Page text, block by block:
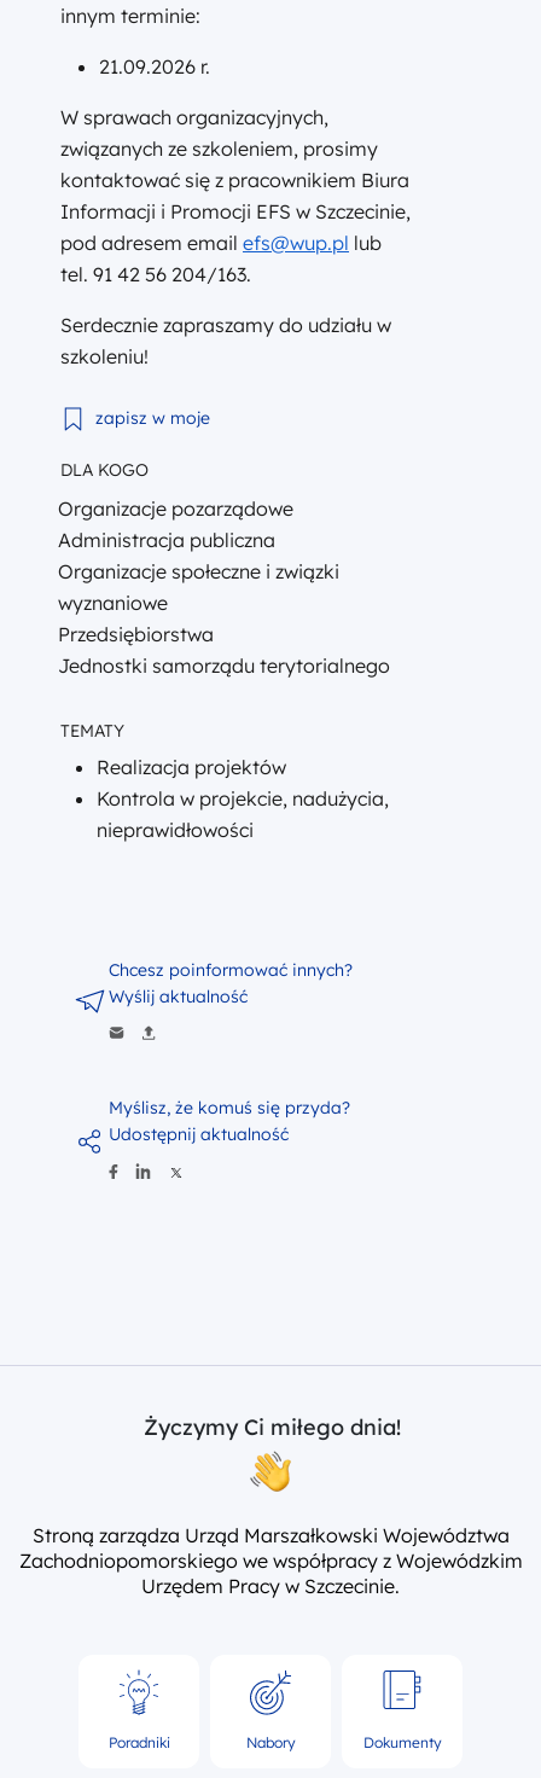
innym terminie:
21.09.2026 r.
W sprawach organizacyjnych,
związanych ze szkoleniem, prosimy
kontaktować się z pracownikiem Biura
Informacji i Promocji EFS w Szczecinie,
pod adresem email efs@wup.pl lub
tel. 91 42 56 204/163.
Serdecznie zapraszamy do udziału w
szkoleniu!
zapisz w moje
Szkolenie – „Kontrola, nieprawidłowości i
DLA KOGO
Organizacje pozarządowe
Administracja publiczna
Organizacje społeczne i związki
wyznaniowe
Przedsiębiorstwa
Jednostki samorządu terytorialnego
TEMATY
Realizacja projektów
Kontrola w projekcie, nadużycia,
nieprawidłowości
Myślisz, że komuś się przyda?
Udostępnij aktualność
Chcesz poinformować innych?
Wyślij aktualność
Życzymy Ci miłego dnia!
Stroną zarządza Urząd Marszałkowski Województwa
Zachodniopomorskiego we współpracy z Wojewódzkim
Urzędem Pracy w Szczecinie.
Poradniki Nabory Dokumenty